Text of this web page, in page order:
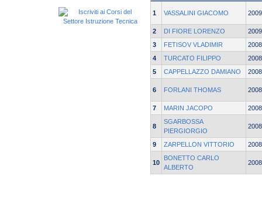
1 VASSALINI GIACOMO 2009
2 DI FIORE LORENZO
2009
3
FETISOV VLADIMIR
2008
4
TURCATO FILIPPO
2008
5
CAPPELLAZZO DAMIANO 2008
6 FORLANI THOMAS 2008
7 MARIN JACOPO 2008
8
SGARBOSSA
PIERGIORGIO
2008
9 ZARPELLON VITTORIO 2008
10
BONETTO CARLO
ALBERTO
2008